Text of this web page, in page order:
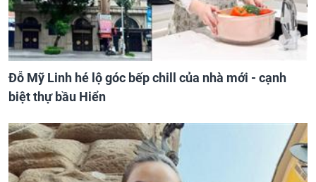
Đỗ Mỹ Linh hé lộ góc bếp chill của nhà mới - cạnh
biệt thự bầu Hiển